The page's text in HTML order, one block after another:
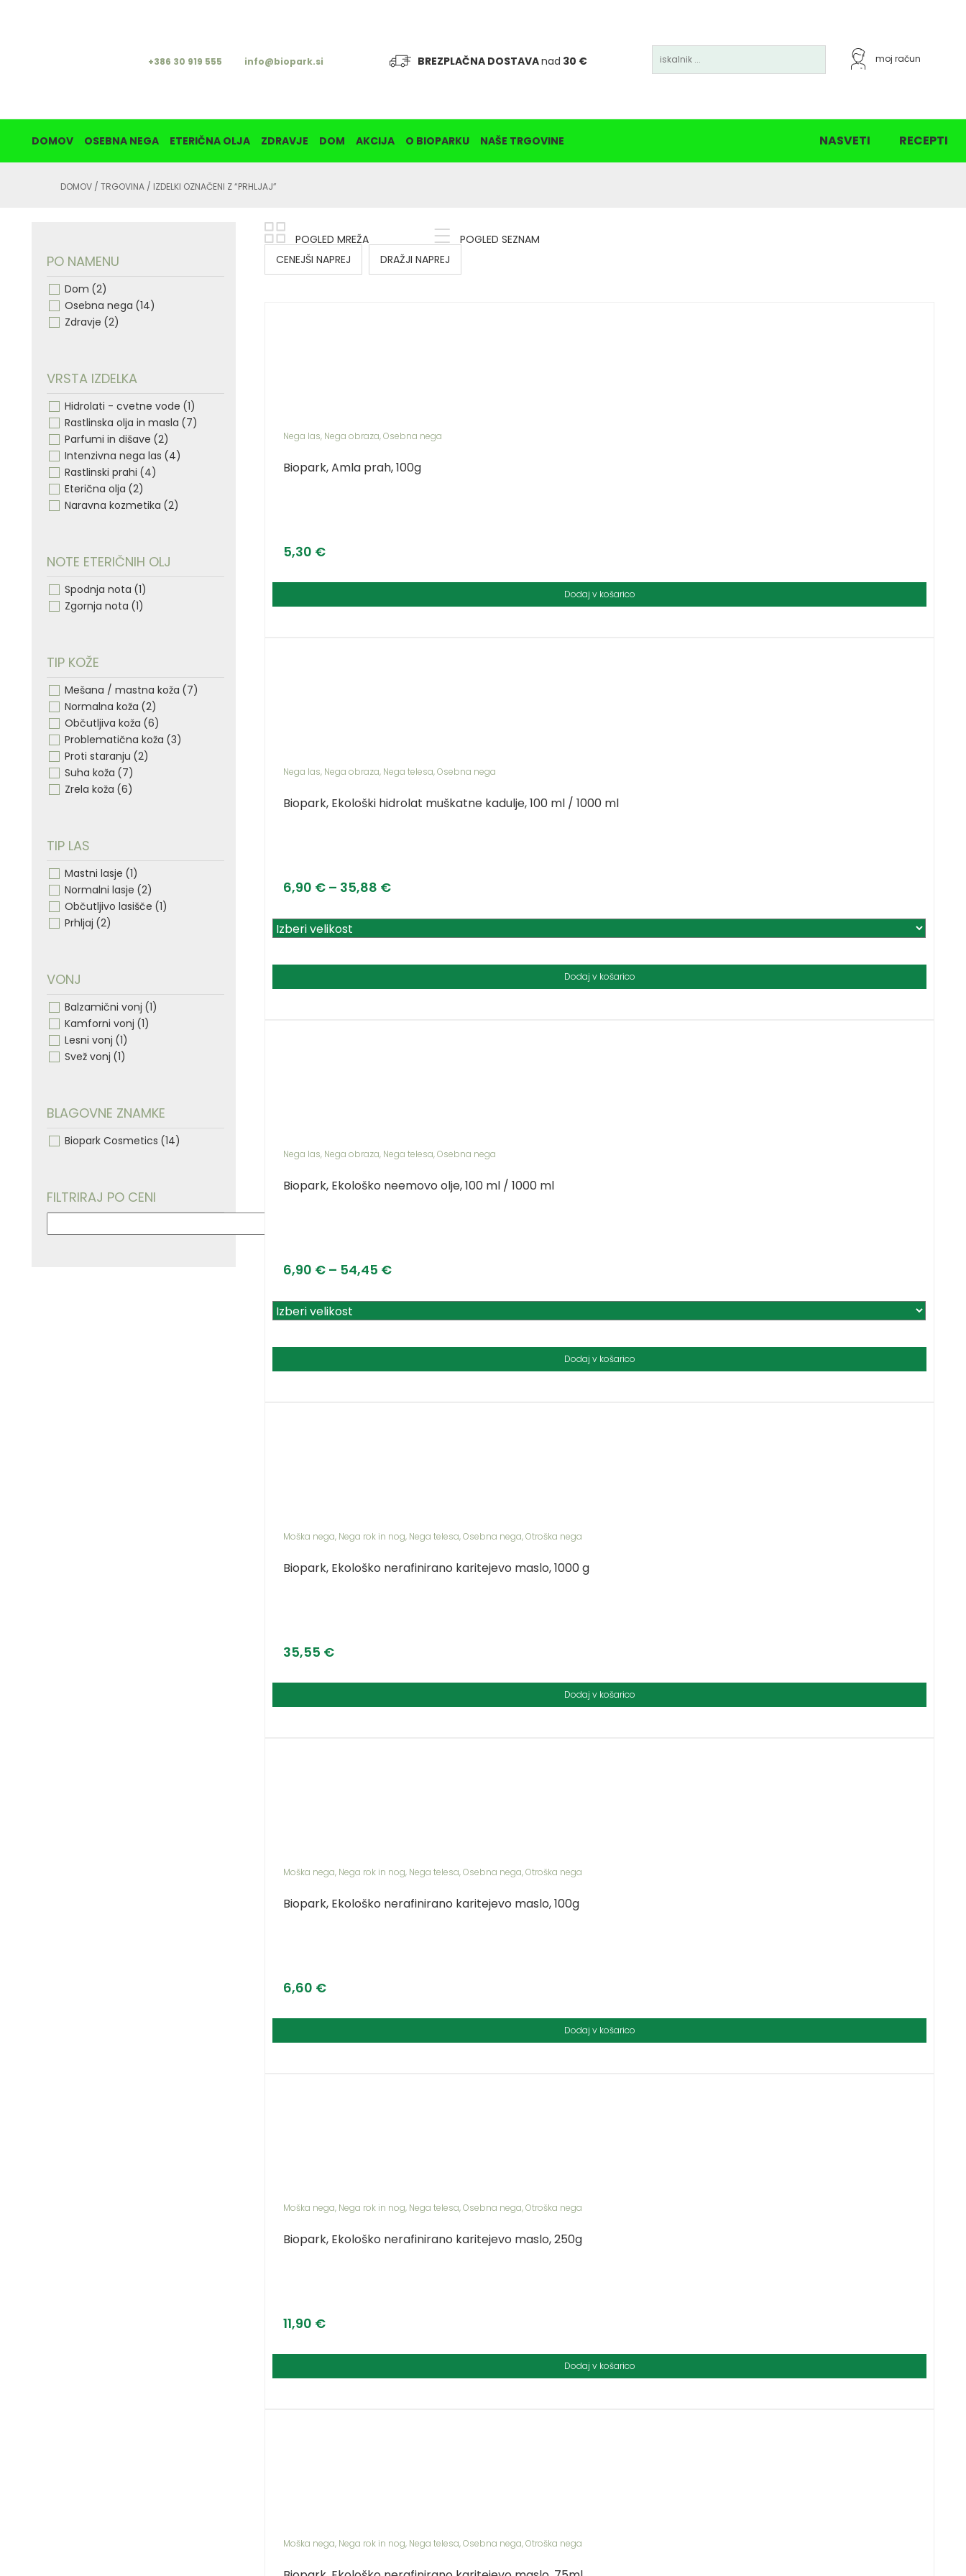
+386 30 919 555 info@biopark.si BREZPLAČNA DOSTAVAnad 30 € 5% popust nad 30€ 15% popust nad 60 €
moj račun
DOMOV OSEBNA NEGA ETERIČNA OLJA ZDRAVJE DOM AKCIJA O BIOPARKU NAŠE TRGOVINE NASVETI RECEPTI
DOMOV / TRGOVINA / IZDELKI OZNAČENI Z “PRHLJAJ”
PO NAMENU
Dom (2)
Osebna nega (14)
Zdravje (2)
VRSTA IZDELKA
Hidrolati - cvetne vode (1)
Rastlinska olja in masla (7)
Parfumi in dišave (2)
Intenzivna nega las (4)
Rastlinski prahi (4)
Eterična olja (2)
Naravna kozmetika (2)
NOTE ETERIČNIH OLJ
Spodnja nota (1)
Zgornja nota (1)
TIP KOŽE
Mešana / mastna koža (7)
Normalna koža (2)
Občutljiva koža (6)
Problematična koža (3)
Proti staranju (2)
Suha koža (7)
Zrela koža (6)
TIP LAS
Mastni lasje (1)
Normalni lasje (2)
Občutljivo lasišče (1)
Prhljaj (2)
VONJ
Balzamični vonj (1)
Kamforni vonj (1)
Lesni vonj (1)
Svež vonj (1)
BLAGOVNE ZNAMKE
Biopark Cosmetics (14)
FILTRIRAJ PO CENI
POGLED MREŽA
POGLED SEZNAM
CENEJŠI NAPREJ
DRAŽJI NAPREJ
Nega las, Nega obraza,Osebna nega
Biopark, Amla prah, 100g
5,30 €
Dodaj v košarico
Nega las, Nega obraza, Nega telesa,Osebna nega
Biopark, Ekološki hidrolat muškatne kadulje, 100 ml / 1000 ml
6,90 € – 35,88 €
Dodaj v košarico
Nega las, Nega obraza, Nega telesa,Osebna nega
Biopark, Ekološko neemovo olje, 100 ml / 1000 ml
6,90 € – 54,45 €
Dodaj v košarico
Moška nega, Nega rok in nog, Nega telesa,Osebna nega,Otroška nega
Biopark, Ekološko nerafinirano karitejevo maslo, 1000 g
35,55 €
Dodaj v košarico
Moška nega, Nega rok in nog, Nega telesa,Osebna nega,Otroška nega
Biopark, Ekološko nerafinirano karitejevo maslo, 100g
6,60 €
Dodaj v košarico
Moška nega, Nega rok in nog, Nega telesa,Osebna nega,Otroška nega
Biopark, Ekološko nerafinirano karitejevo maslo, 250g
11,90 €
Dodaj v košarico
Moška nega, Nega rok in nog, Nega telesa,Osebna nega,Otroška nega